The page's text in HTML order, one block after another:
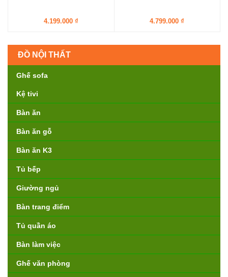
4.199.000 ₫ 4.799.000 ₫
ĐỒ NỘI THẤT
Ghế sofa
Kệ tivi
Bàn ăn
Bàn ăn gỗ
Bàn ăn K3
Tủ bếp
Giường ngủ
Bàn trang điểm
Tủ quần áo
Bàn làm việc
Ghế văn phòng